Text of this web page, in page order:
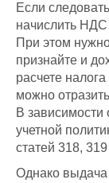
Если
начислить НДС
При этом
признайте и
расчете
можно
В
учетной
статей 318,
Однако выдача